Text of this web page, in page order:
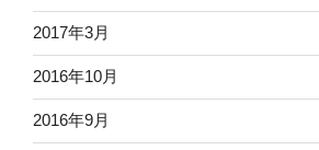
2017年3月
2016年10月
2016年9月